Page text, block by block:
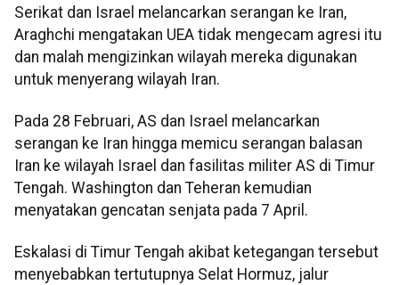
Serikat dan Israel melancarkan serangan ke Iran,
Araghchi mengatakan UEA tidak mengecam agresi itu
dan malah mengizinkan wilayah mereka digunakan
untuk menyerang wilayah Iran.
Pada 28 Februari, AS dan Israel melancarkan
serangan ke Iran hingga memicu serangan balasan
Iran ke wilayah Israel dan fasilitas militer AS di Timur
Tengah. Washington dan Teheran kemudian
menyatakan gencatan senjata pada 7 April.
Eskalasi di Timur Tengah akibat ketegangan tersebut
menyebabkan tertutupnya Selat Hormuz, jalur